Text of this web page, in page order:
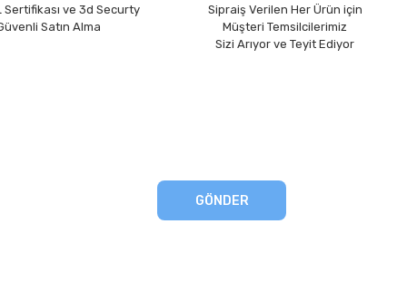
Sertifikası ve 3d Securty
Satın Alma
Sipraiş Verilen Her Ürün için
Müşteri Temsilcilerimiz
Sizi Arıyor ve Teyit Ediyor
GÖNDER